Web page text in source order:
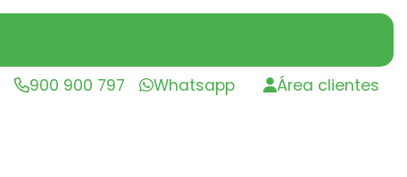
900 900 797 Whatsapp Área clientes